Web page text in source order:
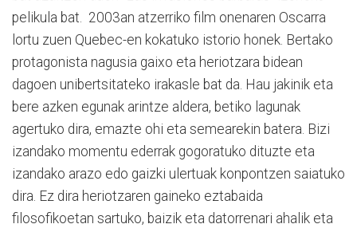
pelikula bat. 2003an atzerriko film onenaren Oscarra
lortu zuen Quebec-en kokatuko istorio honek. Bertako
protagonista nagusia gaixo eta heriotzara bidean
dagoen unibertsitateko irakasle bat da. Hau jakinik eta
bere azken egunak arintze aldera, betiko lagunak
agertuko dira, emazte ohi eta semearekin batera. Bizi
izandako momentu ederrak gogoratuko dituzte eta
izandako arazo edo gaizki ulertuak konpontzen saiatuko
dira. Ez dira heriotzaren gaineko eztabaida
filosofikoetan sartuko, baizik eta datorrenari ahalik eta